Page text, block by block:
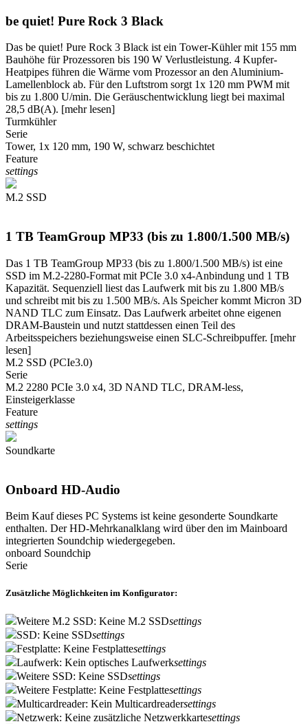
be quiet! Pure Rock 3 Black
Das be quiet! Pure Rock 3 Black ist ein Tower-Kühler mit 155 mm
Bauhöhe für Prozessoren bis 190 W Verlustleistung. 4 Kupfer-
Heatpipes führen die Wärme vom Prozessor an den Aluminium-
Lamellenblock ab. Für den Luftstrom sorgt 1x 120 mm PWM mit
bis zu 1.800 U/min. Die Geräuschentwicklung liegt bei maximal
28,5 dB(A). [mehr lesen]
Turmkühler
Serie
Tower, 1x 120 mm, 190 W, schwarz beschichtet
Feature
settings
M.2 SSD
1 TB TeamGroup MP33 (bis zu 1.800/1.500 MB/s)
Das 1 TB TeamGroup MP33 (bis zu 1.800/1.500 MB/s) ist eine
SSD im M.2-2280-Format mit PCIe 3.0 x4-Anbindung und 1 TB
Kapazität. Sequenziell liest das Laufwerk mit bis zu 1.800 MB/s
und schreibt mit bis zu 1.500 MB/s. Als Speicher kommt Micron 3D
NAND TLC zum Einsatz. Das Laufwerk arbeitet ohne eigenen
DRAM-Baustein und nutzt stattdessen einen Teil des
Arbeitsspeichers beziehungsweise einen SLC-Schreibpuffer. [mehr
lesen]
M.2 SSD (PCIe3.0)
Serie
M.2 2280 PCIe 3.0 x4, 3D NAND TLC, DRAM-less,
Einsteigerklasse
Feature
settings
Soundkarte
Onboard HD-Audio
Beim Kauf dieses PC Systems ist keine gesonderte Soundkarte
enthalten. Der HD-Mehrkanalklang wird über den im Mainboard
integrierten Soundchip wiedergegeben.
onboard Soundchip
Serie
Zusätzliche Möglichkeiten im Konfigurator:
Weitere M.2 SSD: Keine M.2 SSDsettings
SSD: Keine SSDsettings
Festplatte: Keine Festplattesettings
Laufwerk: Kein optisches Laufwerksettings
Weitere SSD: Keine SSDsettings
Weitere Festplatte: Keine Festplattesettings
Multicardreader: Kein Multicardreadersettings
Netzwerk: Keine zusätzliche Netzwerkkartesettings